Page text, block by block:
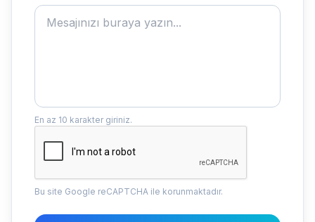
En az 10 karakter giriniz.
Bu site Google reCAPTCHA ile korunmaktadır.